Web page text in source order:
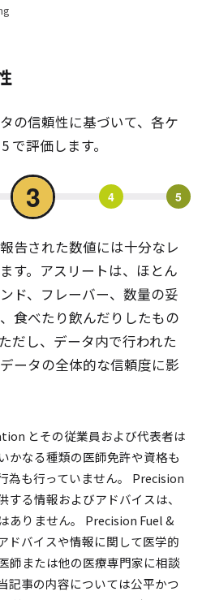
の信頼性に基づいて、各ケ
で評価します。
3 4 5
告された数値には十分なレ
す。アスリートは、ほとん
ド、フレーバー、数量の妥
食べたり飲んだりしたもの
だし、データ内で行われた
ータの全体的な信頼度に影
とその従業員および代表者は
かなる種類の医師免許や資格も
為も行っていません。 Precision
る情報およびアドバイスは、
ありません。 Precision Fuel &
ドバイスや情報に関して医学的
師または他の医療専門家に相談
記事の内容については公平かつ